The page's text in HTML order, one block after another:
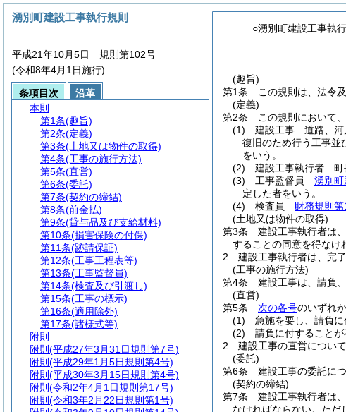
○湧別町建設工事執
(趣旨)
第1条
この規則は、法令
(定義)
第2条
この規則において、
(1)
建設工事 道路、河
復旧のため行う工事並
をいう。
(2)
建設工事執行者 町
(3)
工事監督員 湧別町
定した者をいう。
(4)
検査員 財務規則
(土地又は物件の取得)
第3条
建設工事執行者は
することの同意を得なけ
2
建設工事執行者は、完
(工事の施行方法)
第4条
建設工事は、請負
(直営)
第5条
次の各号のいずれ
(1)
急施を要し、請負
(2)
請負に付すること
2
建設工事の直営につい
(委託)
第6条
建設工事の委託に
(契約の締結)
第7条
建設工事執行者は
なければならない。 ただ
湧別町建設工事執行規則
平成21年10月5日 規則第102号
(令和8年4月1日施行)
条項目次
沿革
本則
第1条(趣旨)
第2条(定義)
第3条(土地又は物件の取得)
第4条(工事の施行方法)
第5条(直営)
第6条(委託)
第7条(契約の締結)
第8条(前金払)
第9条(貸与品及び支給材料)
第10条(損害保険の付保)
第11条(跡請保証)
第12条(工事工程表等)
第13条(工事監督員)
第14条(検査及び引渡し)
第15条(工事の標示)
第16条(適用除外)
第17条(諸様式等)
附則
附則 (平成27年3月31日規則第7号)
附則 (平成29年1月5日規則第4号)
附則 (平成30年3月15日規則第4号)
附則 (令和2年4月1日規則第17号)
附則 (令和3年2月22日規則第1号)